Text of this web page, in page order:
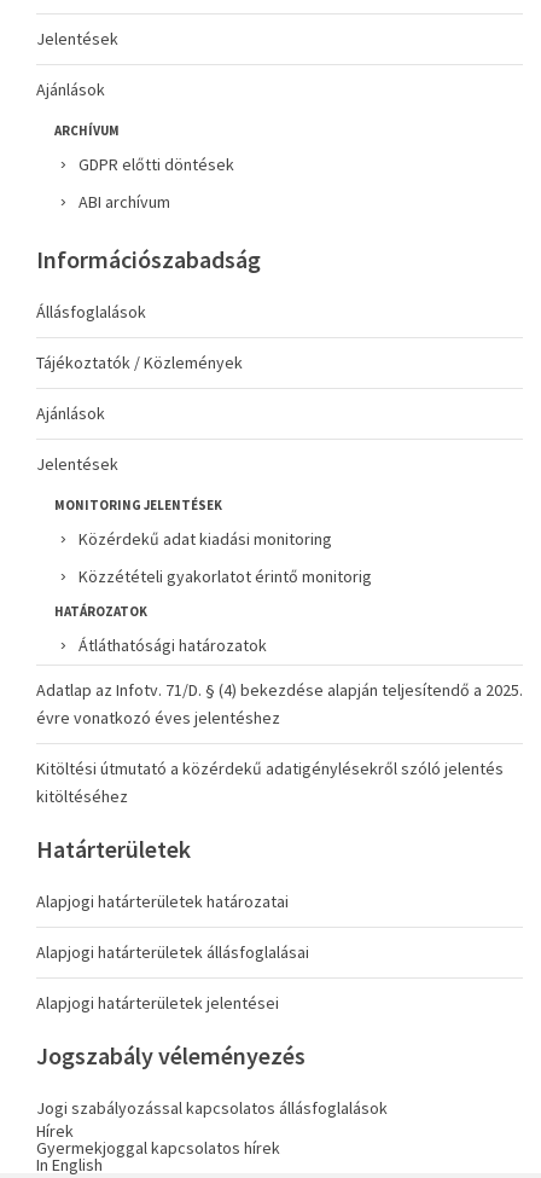
Jelentések
Ajánlások
ARCHÍVUM
GDPR előtti döntések
ABI archívum
Információszabadság
Állásfoglalások
Tájékoztatók / Közlemények
Ajánlások
Jelentések
MONITORING JELENTÉSEK
Közérdekű adat kiadási monitoring
Közzétételi gyakorlatot érintő monitorig
HATÁROZATOK
Átláthatósági határozatok
Adatlap az Infotv. 71/D. § (4) bekezdése alapján teljesítendő a 2025.
évre vonatkozó éves jelentéshez
Kitöltési útmutató a közérdekű adatigénylésekről szóló jelentés
kitöltéséhez
Határterületek
Alapjogi határterületek határozatai
Alapjogi határterületek állásfoglalásai
Alapjogi határterületek jelentései
Jogszabály véleményezés
Jogi szabályozással kapcsolatos állásfoglalások
Hírek
Gyermekjoggal kapcsolatos hírek
In English